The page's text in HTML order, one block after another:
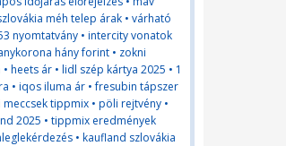
méh telep árak • várható
nyomtatvány • intercity vonatok
hány forint • zokni
• heets ár • lidl szép kártya 2025 • 1
• iqos iluma ár •fresubin tápszer
meccsek tippmix • pöli rejtvény •
2025 • tippmix eredmények
• kaufland szlovákia